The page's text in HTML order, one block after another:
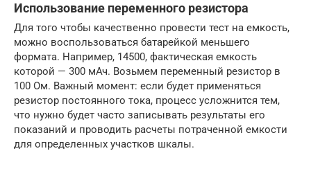
Использование переменного резистора
Для того чтобы качественно провести тест на емкость,
можно воспользоваться батарейкой меньшего
формата. Например, 14500, фактическая емкость
которой — 300 мАч. Возьмем переменный резистор в
100 Ом. Важный момент: если будет применяться
резистор постоянного тока, процесс усложнится тем,
что нужно будет часто записывать результаты его
показаний и проводить расчеты потраченной емкости
для определенных участков шкалы.